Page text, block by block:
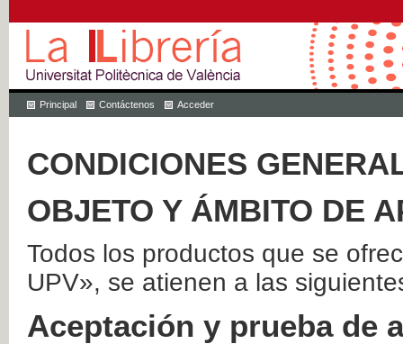
Principal Contáctenos Acceder
CONDICIONES
OBJETO Y ÁMBITO DE
Todos los productos que se
UPV», se atienen a las
Aceptación y prueba de